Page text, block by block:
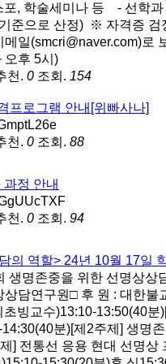
포, 학술세미나 등 - 선학
준으로 산정) ※ 자격증
일(smcri@naver.com)로
오후 5시)
천. 0 조회. 154
프로그램 안내[위빠사나]
천. 0 조회. 88
정 안내
천. 0 조회. 94
의 역할> 24년 10월 17일
생명존중을 위한 선명상
상담연구원□ 후 원 : 대한
빙교수)13:10-13:50(40
분)[제2주제] 생명
] 전통선 응용 현대 선명